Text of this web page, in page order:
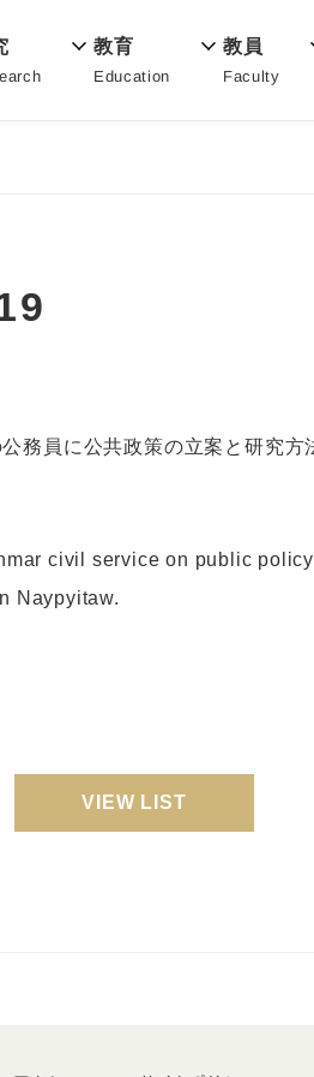
教育
Education
教員
Faculty
員に公共政策の立案と研究方
civil service on public
Naypyitaw.
VIEW LIST